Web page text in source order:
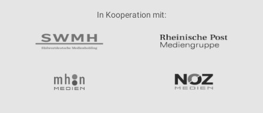
In Kooperation mit: